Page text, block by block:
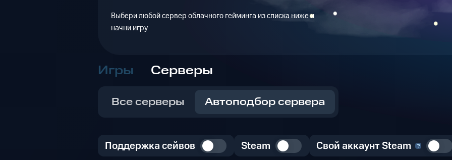
Выбери любой сервер облачного гейминга из списка ниже и
начни игру
Игры Серверы
Все серверы Автоподбор сервера
Поддержка сейвов Steam Свой аккаунт Steam